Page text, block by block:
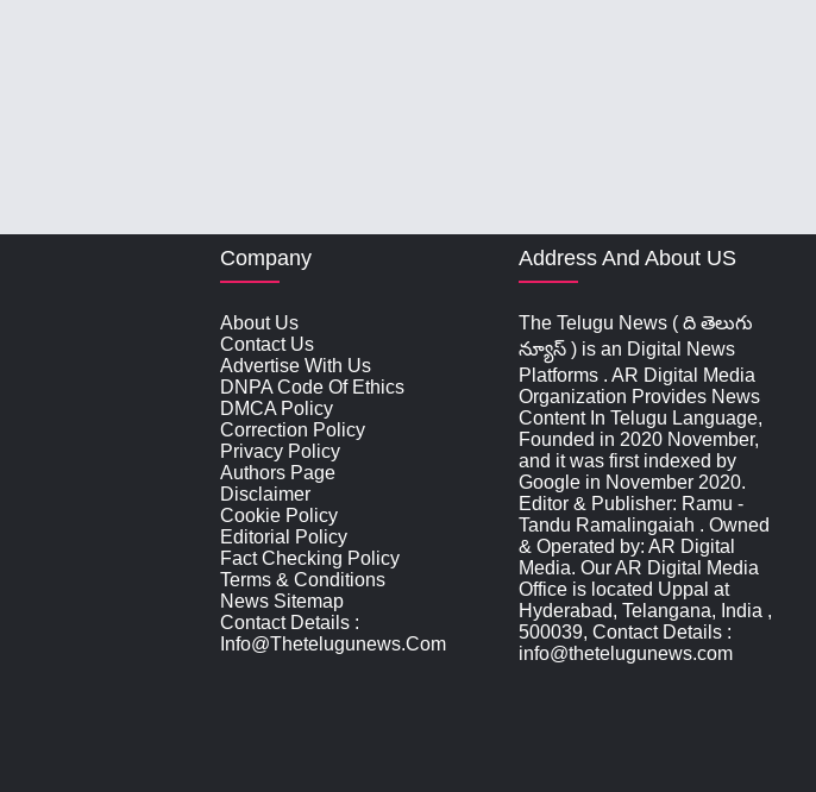
Company
About Us
Contact Us
Advertise With Us
DNPA Code Of Ethics
DMCA Policy
Correction Policy
Privacy Policy
Authors Page
Disclaimer
Cookie Policy
Editorial Policy
Fact Checking Policy
Terms & Conditions
News Sitemap
Contact Details :
Info@thetelugunews.com
Address And About US
The Telugu News ( ది తెలుగు
న్యూస్‌ ) is an Digital News
Platforms . AR Digital Media
Organization Provides News
Content In Telugu Language,
Founded in 2020 November,
and it was first indexed by
Google in November 2020.
Editor & Publisher: Ramu -
Tandu Ramalingaiah . Owned
& Operated by: AR Digital
Media. Our AR Digital Media
Office is located Uppal at
Hyderabad, Telangana, India ,
500039, Contact Details :
info@thetelugunews.com